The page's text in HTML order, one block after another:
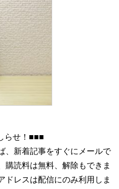
らせ！■■■
、新着記事をすぐにメールで
購読料は無料、解除もできま
ドレスは配信にのみ利用しま